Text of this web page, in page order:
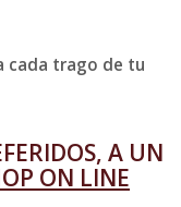
cada trago de tu
A UN
ON LINE